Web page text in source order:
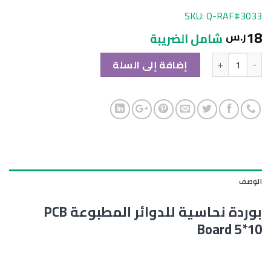
SKU: Q-RAF#3033
18ر.س شامل الضريبة
الكمية إضافة إلى السلة
الوصف
بوردة نحاسية للدوائر المطبوعة PCB
Board 5*10